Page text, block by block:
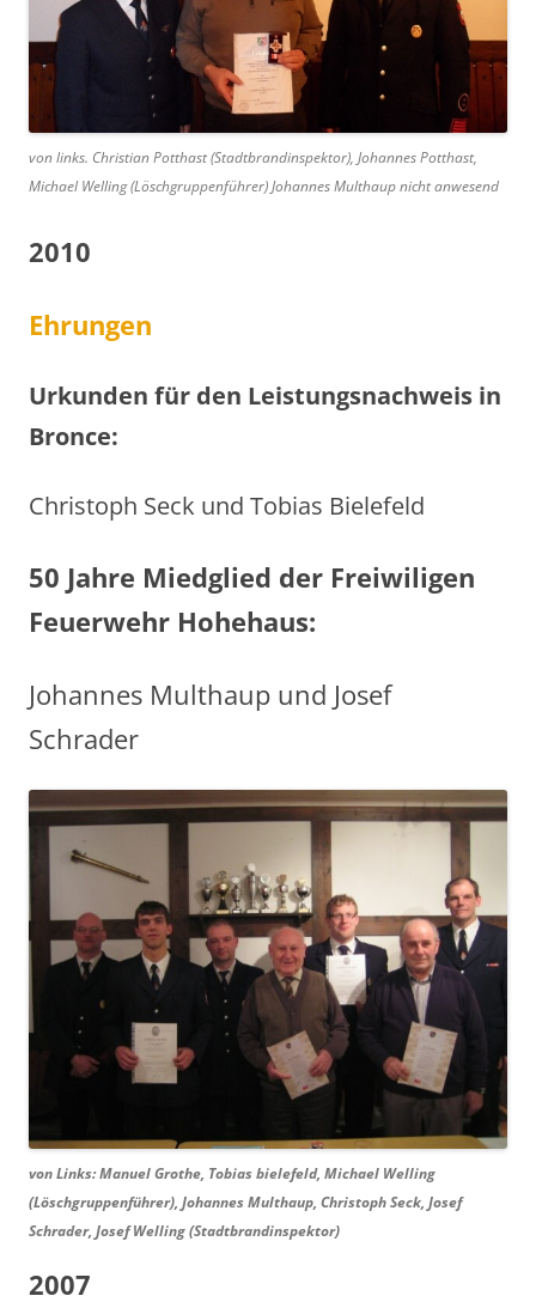
von links. Christian Potthast (Stadtbrandinspektor), Johannes Potthast,
Michael Welling (Löschgruppenführer) Johannes Multhaup nicht anwesend
2010
Ehrungen
Urkunden für den Leistungsnachweis in
Bronce:
Christoph Seck und Tobias Bielefeld
50 Jahre Miedglied der Freiwiligen
Feuerwehr Hohehaus:
Johannes Multhaup und Josef
Schrader
von Links: Manuel Grothe, Tobias bielefeld, Michael Welling
(Löschgruppenführer), Johannes Multhaup, Christoph Seck, Josef
Schrader, Josef Welling (Stadtbrandinspektor)
2007